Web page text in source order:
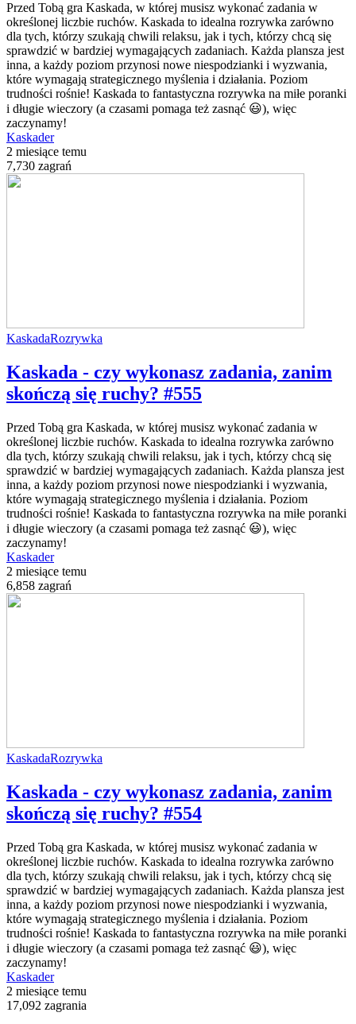
Przed Tobą gra Kaskada, w której musisz wykonać zadania w
określonej liczbie ruchów. Kaskada to idealna rozrywka zarówno
dla tych, którzy szukają chwili relaksu, jak i tych, którzy chcą się
sprawdzić w bardziej wymagających zadaniach. Każda plansza jest
inna, a każdy poziom przynosi nowe niespodzianki i wyzwania,
które wymagają strategicznego myślenia i działania. Poziom
trudności rośnie! Kaskada to fantastyczna rozrywka na miłe poranki
i długie wieczory (a czasami pomaga też zasnąć 😃), więc
zaczynamy!
Kaskader
2 miesiące temu
7,730 zagrań
KaskadaRozrywka
Kaskada - czy wykonasz zadania, zanim
skończą się ruchy? #555
Przed Tobą gra Kaskada, w której musisz wykonać zadania w
określonej liczbie ruchów. Kaskada to idealna rozrywka zarówno
dla tych, którzy szukają chwili relaksu, jak i tych, którzy chcą się
sprawdzić w bardziej wymagających zadaniach. Każda plansza jest
inna, a każdy poziom przynosi nowe niespodzianki i wyzwania,
które wymagają strategicznego myślenia i działania. Poziom
trudności rośnie! Kaskada to fantastyczna rozrywka na miłe poranki
i długie wieczory (a czasami pomaga też zasnąć 😃), więc
zaczynamy!
Kaskader
2 miesiące temu
6,858 zagrań
KaskadaRozrywka
Kaskada - czy wykonasz zadania, zanim
skończą się ruchy? #554
Przed Tobą gra Kaskada, w której musisz wykonać zadania w
określonej liczbie ruchów. Kaskada to idealna rozrywka zarówno
dla tych, którzy szukają chwili relaksu, jak i tych, którzy chcą się
sprawdzić w bardziej wymagających zadaniach. Każda plansza jest
inna, a każdy poziom przynosi nowe niespodzianki i wyzwania,
które wymagają strategicznego myślenia i działania. Poziom
trudności rośnie! Kaskada to fantastyczna rozrywka na miłe poranki
i długie wieczory (a czasami pomaga też zasnąć 😃), więc
zaczynamy!
Kaskader
2 miesiące temu
17,092 zagrania